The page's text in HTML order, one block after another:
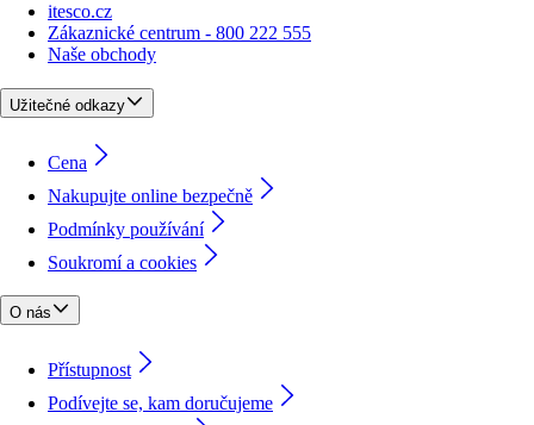
itesco.cz
Zákaznické centrum - 800 222 555
Naše obchody
Užitečné odkazy
Cena
Nakupujte online bezpečně
Podmínky používání
Soukromí a cookies
O nás
Přístupnost
Podívejte se, kam doručujeme